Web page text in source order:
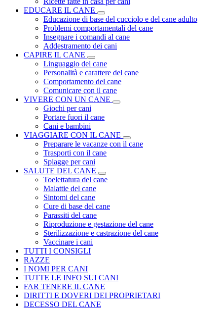
EDUCARE IL CANE
Educazione di base del cucciolo e del cane adulto
Problemi comportamentali del cane
Insegnare i comandi al cane
Addestramento dei cani
CAPIRE IL CANE
Linguaggio del cane
Personalità e carattere del cane
Comportamento del cane
Comunicare con il cane
VIVERE CON UN CANE
Giochi per cani
Portare fuori il cane
Cani e bambini
VIAGGIARE CON IL CANE
Preparare le vacanze con il cane
Trasporti con il cane
Spiagge per cani
SALUTE DEL CANE
Toelettatura del cane
Malattie del cane
Sintomi del cane
Cure di base del cane
Parassiti del cane
Riproduzione e gestazione del cane
Sterilizzazione e castrazione del cane
Vaccinare i cani
TUTTI I CONSIGLI
RAZZE
I NOMI PER CANI
TUTTE LE INFO SUI CANI
FAR TENERE IL CANE
DIRITTI E DOVERI DEI PROPRIETARI
DECESSO DEL CANE